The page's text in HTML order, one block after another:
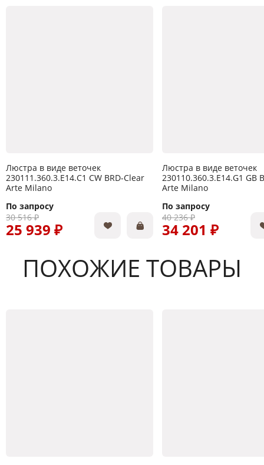
Люстра в виде веточек
230111.360.3.E14.C1 CW BRD-Clear
Arte Milano
По запросу
30 516 ₽
25 939 ₽
Люстра в виде веточек
230110.360.3.E14.G1 GB
Arte Milano
По запросу
40 236 ₽
34 201 ₽
ПОХОЖИЕ ТОВАРЫ